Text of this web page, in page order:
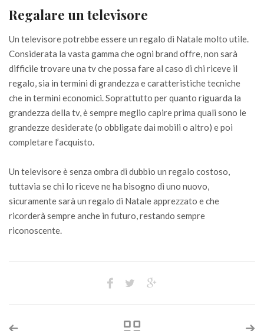
Regalare un televisore
Un televisore potrebbe essere un regalo di Natale molto utile.
Considerata la vasta gamma che ogni brand offre, non sarà
difficile trovare una tv che possa fare al caso di chi riceve il
regalo, sia in termini di grandezza e caratteristiche tecniche
che in termini economici. Soprattutto per quanto riguarda la
grandezza della tv, è sempre meglio capire prima quali sono le
grandezze desiderate (o obbligate dai mobili o altro) e poi
completare l’acquisto.
Un televisore è senza ombra di dubbio un regalo costoso,
tuttavia se chi lo riceve ne ha bisogno di uno nuovo,
sicuramente sarà un regalo di Natale apprezzato e che
ricorderà sempre anche in futuro, restando sempre
riconoscente.